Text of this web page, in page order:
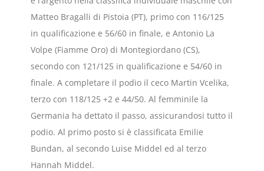
Matteo Bragalli di Pistoia (PT), primo con 116/125
in qualificazione e 56/60 in finale, e Antonio La
Volpe (Fiamme Oro) di Montegiordano (CS),
secondo con 121/125 in qualificazione e 54/60 in
finale. A completare il podio il ceco Martin Vcelika,
terzo con 118/125 +2 e 44/50. Al femminile la
Germania ha dettato il passo, assicurandosi tutto il
podio. Al primo posto si è classificata Emilie
Bundan, al secondo Luise Middel ed al terzo
Hannah Middel.